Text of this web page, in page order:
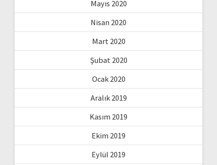
Mayıs 2020
Nisan 2020
Mart 2020
Şubat 2020
Ocak 2020
Aralık 2019
Kasım 2019
Ekim 2019
Eylül 2019